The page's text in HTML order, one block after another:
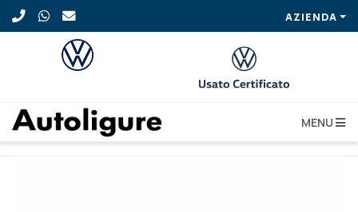
AZIENDA
MENU
VOLKSWAGEN Polo 1.0 TSI Life